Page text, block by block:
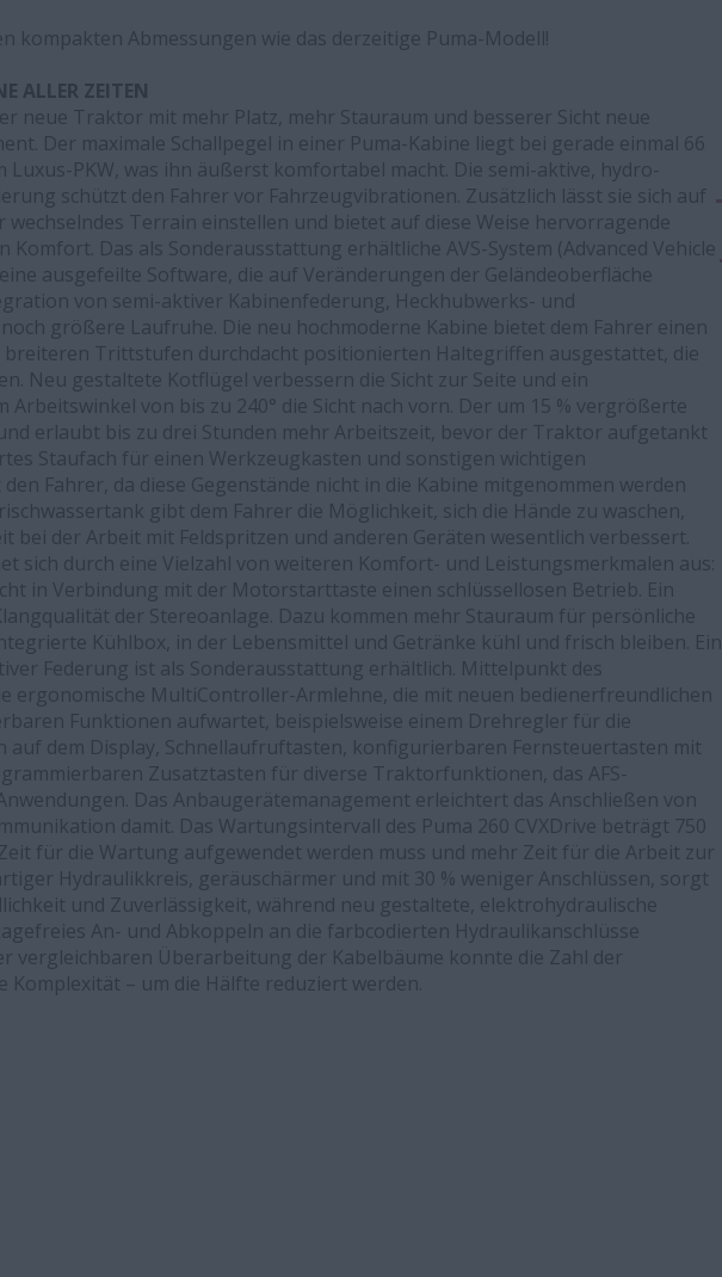
kompakten Abmessungen wie das derzeitige Puma-Modell!
ALLER ZEITEN
neue Traktor mit mehr Platz, mehr Stauraum und besserer Sicht neue
Der maximale Schallpegel in einer Puma-Kabine liegt bei gerade einmal 66
Luxus-PKW, was ihn äußerst komfortabel macht. Die semi-aktive, hydro-
schützt den Fahrer vor Fahrzeugvibrationen. Zusätzlich lässt sie sich auf
wechselndes Terrain einstellen und bietet auf diese Weise hervorragende
Komfort. Das als Sonderausstattung erhältliche AVS-System (Advanced Vehicle
ausgefeilte Software, die auf Veränderungen der Geländeoberfläche
von semi-aktiver Kabinenfederung, Heckhubwerks- und
größere Laufruhe. Die neu hochmoderne Kabine bietet dem Fahrer einen
breiteren Trittstufen durchdacht positionierten Haltegriffen ausgestattet, die
Neu gestaltete Kotflügel verbessern die Sicht zur Seite und ein
Arbeitswinkel von bis zu 240° die Sicht nach vorn. Der um 15 % vergrößerte
erlaubt bis zu drei Stunden mehr Arbeitszeit, bevor der Traktor aufgetankt
Staufach für einen Werkzeugkasten und sonstigen wichtigen
Fahrer, da diese Gegenstände nicht in die Kabine mitgenommen werden
gibt dem Fahrer die Möglichkeit, sich die Hände zu waschen,
bei der Arbeit mit Feldspritzen und anderen Geräten wesentlich verbessert.
sich durch eine Vielzahl von weiteren Komfort- und Leistungsmerkmalen aus:
in Verbindung mit der Motorstarttaste einen schlüssellosen Betrieb. Ein
der Stereoanlage. Dazu kommen mehr Stauraum für persönliche
Kühlbox, in der Lebensmittel und Getränke kühl und frisch bleiben. Ein
Federung ist als Sonderausstattung erhältlich. Mittelpunkt des
ergonomische MultiController-Armlehne, die mit neuen bedienerfreundlichen
Funktionen aufwartet, beispielsweise einem Drehregler für die
auf dem Display, Schnellaufruftasten, konfigurierbaren Fernsteuertasten mit
Zusatztasten für diverse Traktorfunktionen, das AFS-
Das Anbaugerätemanagement erleichtert das Anschließen von
damit. Das Wartungsintervall des Puma 260 CVXDrive beträgt 750
für die Wartung aufgewendet werden muss und mehr Zeit für die Arbeit zur
Hydraulikkreis, geräuschärmer und mit 30 % weniger Anschlüssen, sorgt
und Zuverlässigkeit, während neu gestaltete, elektrohydraulische
An- und Abkoppeln an die farbcodierten Hydraulikanschlüsse
vergleichbaren Überarbeitung der Kabelbäume konnte die Zahl der
Komplexität – um die Hälfte reduziert werden.